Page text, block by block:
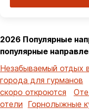
2026 Популярные
популярные
Незабываемый отдых
города для гурманов
скоро откроются
отели Горнолыжные